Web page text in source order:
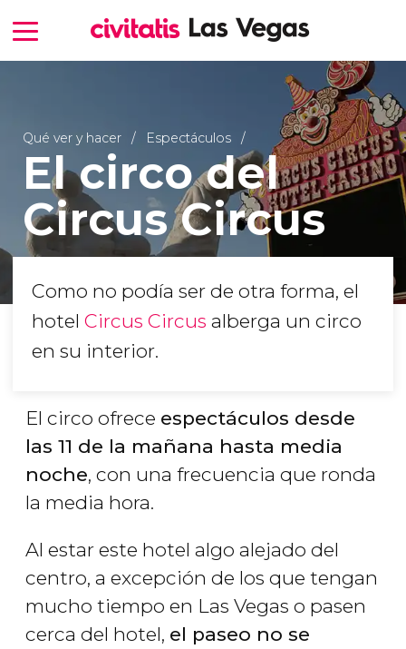
Qué ver y hacer Espectáculos
El circo del
Circus Circus
Como no podía ser de otra forma, el
hotel Circus Circus alberga un circo
en su interior.
El circo ofrece espectáculos desde
las 11 de la mañana hasta media
noche, con una frecuencia que ronda
la media hora.
Al estar este hotel algo alejado del
centro, a excepción de los que tengan
mucho tiempo en Las Vegas o pasen
cerca del hotel, el paseo no se